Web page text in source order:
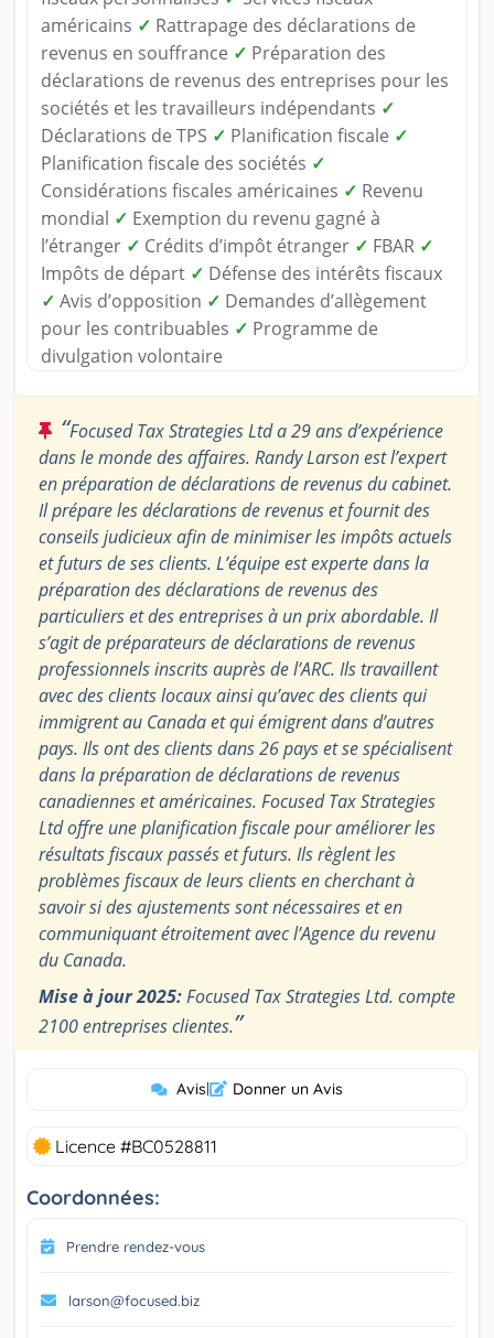
américains ✓ Rattrapage des déclarations de
revenus en souffrance ✓ Préparation des
déclarations de revenus des entreprises pour les
sociétés et les travailleurs indépendants ✓
Déclarations de TPS ✓ Planification fiscale ✓
Planification fiscale des sociétés ✓
Considérations fiscales américaines ✓ Revenu
mondial ✓ Exemption du revenu gagné à
l’étranger ✓ Crédits d’impôt étranger ✓ FBAR ✓
Impôts de départ ✓ Défense des intérêts fiscaux
✓ Avis d’opposition ✓ Demandes d’allègement
pour les contribuables ✓ Programme de
divulgation volontaire
“Focused Tax Strategies Ltd a 29 ans d’expérience
dans le monde des affaires. Randy Larson est l’expert
en préparation de déclarations de revenus du cabinet.
Il prépare les déclarations de revenus et fournit des
conseils judicieux afin de minimiser les impôts actuels
et futurs de ses clients. L’équipe est experte dans la
préparation des déclarations de revenus des
particuliers et des entreprises à un prix abordable. Il
s’agit de préparateurs de déclarations de revenus
professionnels inscrits auprès de l’ARC. Ils travaillent
avec des clients locaux ainsi qu’avec des clients qui
immigrent au Canada et qui émigrent dans d’autres
pays. Ils ont des clients dans 26 pays et se spécialisent
dans la préparation de déclarations de revenus
canadiennes et américaines. Focused Tax Strategies
Ltd offre une planification fiscale pour améliorer les
résultats fiscaux passés et futurs. Ils règlent les
problèmes fiscaux de leurs clients en cherchant à
savoir si des ajustements sont nécessaires et en
communiquant étroitement avec l’Agence du revenu
du Canada.
Mise à jour 2025:Focused Tax Strategies Ltd. compte
2100 entreprises clientes.”
Avis| Donner un Avis
Licence #BC0528811
Coordonnées:
Prendre rendez-vous
larson@focused.biz